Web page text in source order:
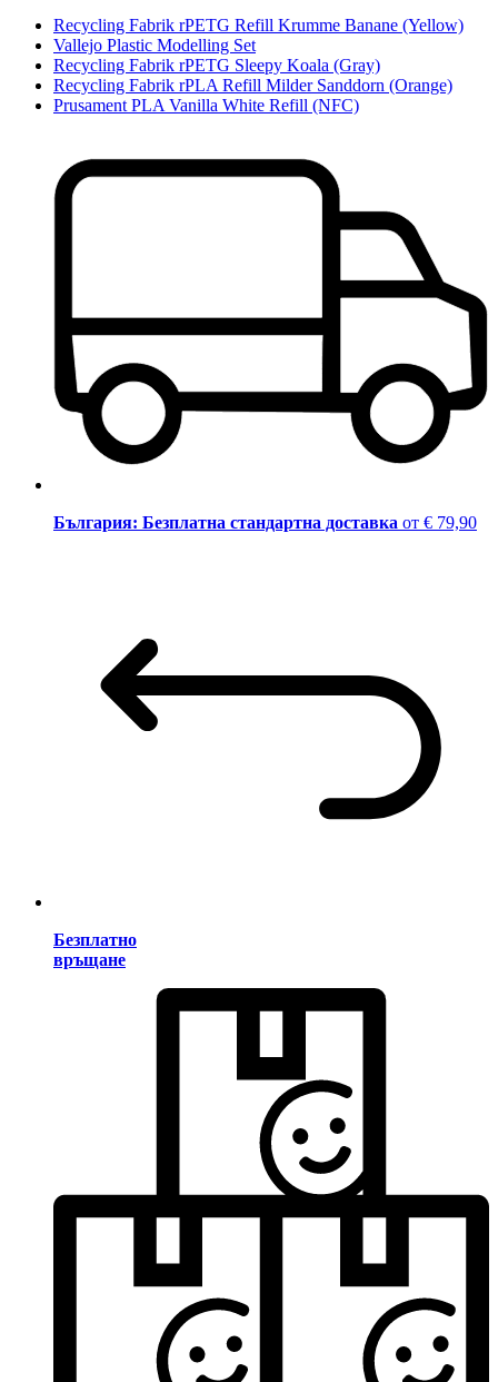
Recycling Fabrik rPETG Refill Krumme Banane (Yellow)
Vallejo Plastic Modelling Set
Recycling Fabrik rPETG Sleepy Koala (Gray)
Recycling Fabrik rPLA Refill Milder Sanddorn (Orange)
Prusament PLA Vanilla White Refill (NFC)
България: Безплатна стандартна доставка от € 79,90
Безплатно
връщане